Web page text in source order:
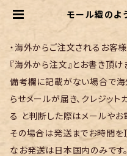
モール織のよ
帯 青色の濃淡
・海外からご注文されるお客
『海外から注文』とお書き頂け
備考欄に記載がない場合で海
らせメールが届き、クレジッ
る と判断した際はメールやお
その場合は発送までお時間を
なお発送は日本国内のみです。